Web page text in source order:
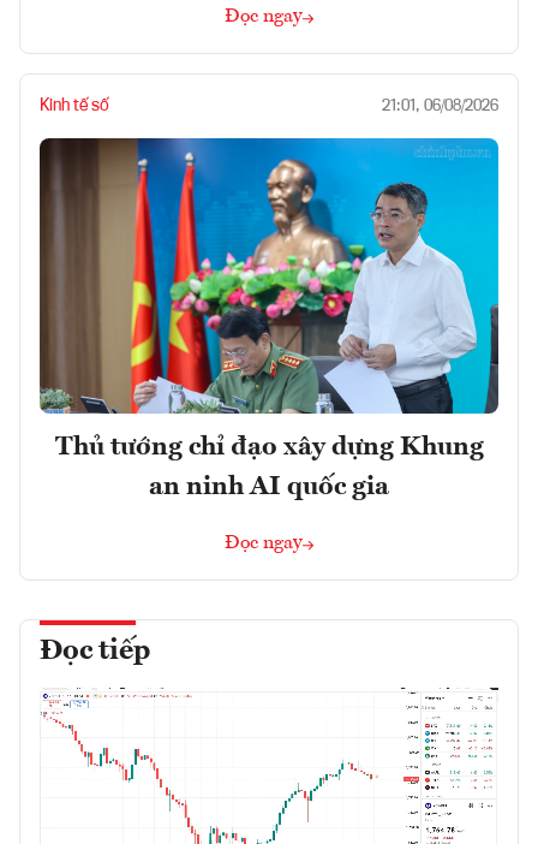
Đọc ngay
Kinh tế số 21:01, 06/08/2026
Thủ tướng chỉ đạo xây dựng Khung
an ninh AI quốc gia
Đọc ngay
Đọc tiếp